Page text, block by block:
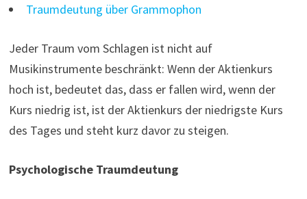
Traumdeutung über Grammophon
Jeder Traum vom Schlagen ist nicht auf
Musikinstrumente beschränkt: Wenn der Aktienkurs
hoch ist, bedeutet das, dass er fallen wird, wenn der
Kurs niedrig ist, ist der Aktienkurs der niedrigste Kurs
des Tages und steht kurz davor zu steigen.
Psychologische Traumdeutung